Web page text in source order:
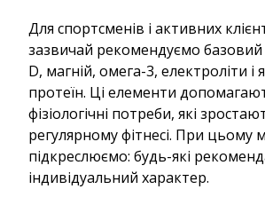
Для спортсменів і активних
зазвичай рекомендуємо базовий
D, магній, омега-3, електроліти і
протеїн. Ці елементи
фізіологічні потреби, які
регулярному фітнесі. При цьому
підкреслюємо: будь-які
індивідуальний характер.